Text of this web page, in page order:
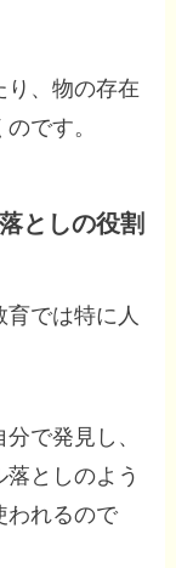
り、物の存在
です。
としの役割
では特に人
で発見し、
としのよう
われるので